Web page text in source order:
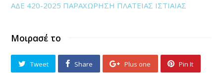
ΑΔΕ 420-2025 ΠΑΡΑΧΩΡΗΣΗ ΠΛΑΤΕΙΑΣ ΙΣΤΙΑΙΑΣ
Μοιρασέ το
Tweet Share Plus one Pin It